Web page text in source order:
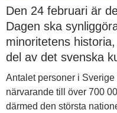
Den 24 februari är
Dagen ska
minoritetens
del av det svenska
Antalet personer i
närvarande till över 700
därmed den största